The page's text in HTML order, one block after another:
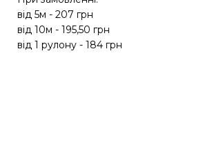
від 5м - 207 грн
від 10м - 195,50 грн
від 1 рулону - 184 грн